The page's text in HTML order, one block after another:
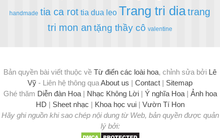
handmade tia ca rot tia dua leo Trang tri diatrang
tri mon an tặng thầy cô valentine
Bản quyền bài viết thuộc về Từ điển các loài hoa, chỉnh sửa bởi Lê
Vỹ - Liên hệ thông quaAbout us | Contact | Sitemap
Ghé thăm Diễn đàn Hoa| Nhạc Không Lời| Ý nghĩa Hoa| Ảnh hoa
HD | Sheet nhạc | Khoa học vui| Vườn Tí Hon
Hãy ghi nguồn khi sao chép nội dung từ Web, bản quyền được quản
lý bởi: